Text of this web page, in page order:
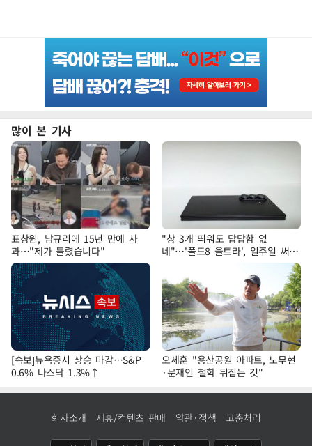
많이 본 기사
표창원, 남규리에 15년 만에 사
과…"제가 틀렸습니다"
"창 3개 띄워도 답답함 없
네"…'폴드8 울트라', 일주일 써보
[속보]뉴욕증시 상승 마감…S&P
0.6% 나스닥 1.3%↑
오세훈 "용산공원 아파트, 노무현
·문재인 철학 뒤집는 것"
회사소개 제휴/컨텐츠 판매 약관·정책 고충처리